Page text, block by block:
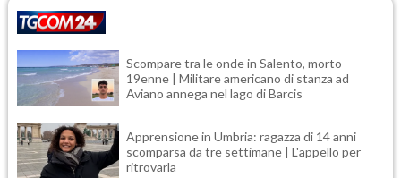
Scompare tra le onde in Salento, morto
19enne | Militare americano di stanza ad
Aviano annega nel lago di Barcis
Apprensione in Umbria: ragazza di 14 anni
scomparsa da tre settimane | L'appello per
ritrovarla